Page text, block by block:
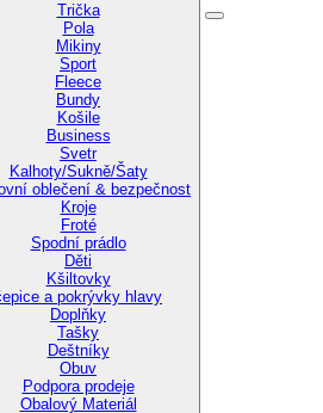
Trička
Pola
Mikiny
Sport
Fleece
Bundy
Košile
Business
Svetr
Kalhoty/Sukně/Šaty
oblečení & bezpečnost
Kroje
Froté
Spodní prádlo
Děti
Kšiltovky
a pokrývky hlavy
Doplňky
Tašky
Deštníky
Obuv
Podpora prodeje
Obalový Materiál